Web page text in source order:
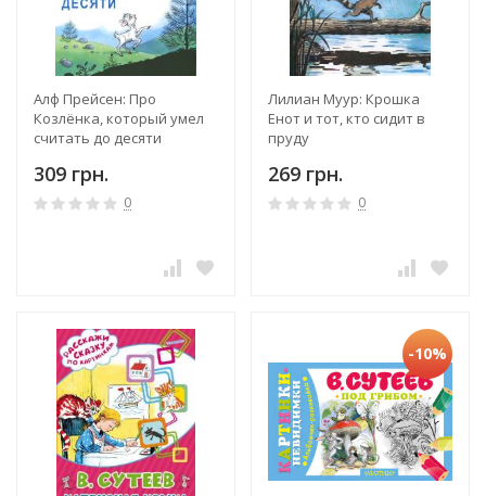
Алф Прейсен: Про
Козлёнка, который умел
считать до десяти
309 грн.
0
Лилиан Муур: Крошка
Енот и тот, кто сидит в
пруду
269 грн.
0
-10%